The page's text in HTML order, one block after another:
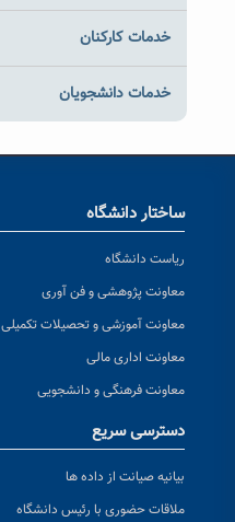
خدمات کارکنان
خدمات دانشجویان
ساختار دانشگاه
ریاست دانشگاه
معاونت پژوهشی و فن آوری
معاونت آموزشی و تحصیلات تکمیلی
معاونت اداری مالی
معاونت فرهنگی و دانشجویی
دسترسی سریع
بیانیه صیانت از داده ها
ملاقات حضوری با رئیس دانشگاه